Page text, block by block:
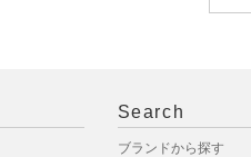
Search
ブランドから探す